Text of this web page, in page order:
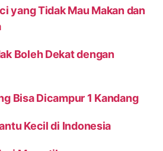
yang Tidak Mau Makan dan
Boleh Dekat dengan
Bisa Dicampur 1 Kandang
Kecil di Indonesia